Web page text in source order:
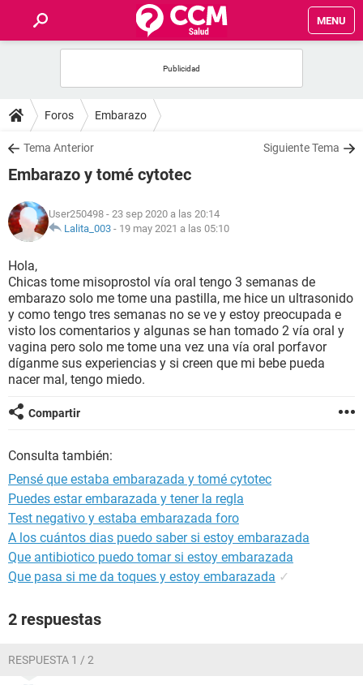
MENU
FOROS
SALUD
NUTRICIÓN
BIENESTAR
SEXUALIDAD
GLOSARIO
Foros Embarazo
Tema Anterior Siguiente Tema
Embarazo y tomé cytotec
User250498 - 23 sep 2020 a las 20:14
Lalita_003 - 19 may 2021 a las 05:10
Hola,
Chicas tome misoprostol vía oral tengo 3 semanas de
embarazo solo me tome una pastilla, me hice un ultrasonido
y como tengo tres semanas no se ve y estoy preocupada e
visto los comentarios y algunas se han tomado 2 vía oral y
vagina pero solo me tome una vez una vía oral porfavor
díganme sus experiencias y si creen que mi bebe pueda
nacer mal, tengo miedo.
Compartir
Consulta también:
Pensé que estaba embarazada y tomé cytotec
Puedes estar embarazada y tener la regla
Test negativo y estaba embarazada foro
A los cuántos dias puedo saber si estoy embarazada
Que antibiotico puedo tomar si estoy embarazada
Que pasa si me da toques y estoy embarazada ✓
2 respuestas
RESPUESTA 1 / 2